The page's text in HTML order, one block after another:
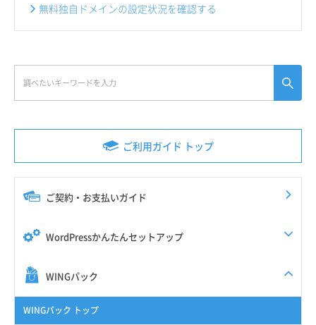
ご利用ガイド トップ
ご契約・お支払いガイド
WordPressかんたんセットアップ
WINGパック
WINGパック トップ
無料独自ドメインの設定状況を確認する